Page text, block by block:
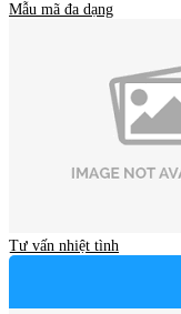
Mẫu mã đa dạng
Tư vấn nhiệt tình